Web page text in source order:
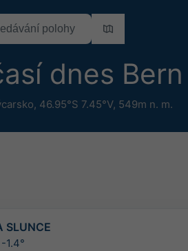
dnes Bern
, 46.95°S 7.45°V, 549m n. m.
SLUNCE
-1.4°